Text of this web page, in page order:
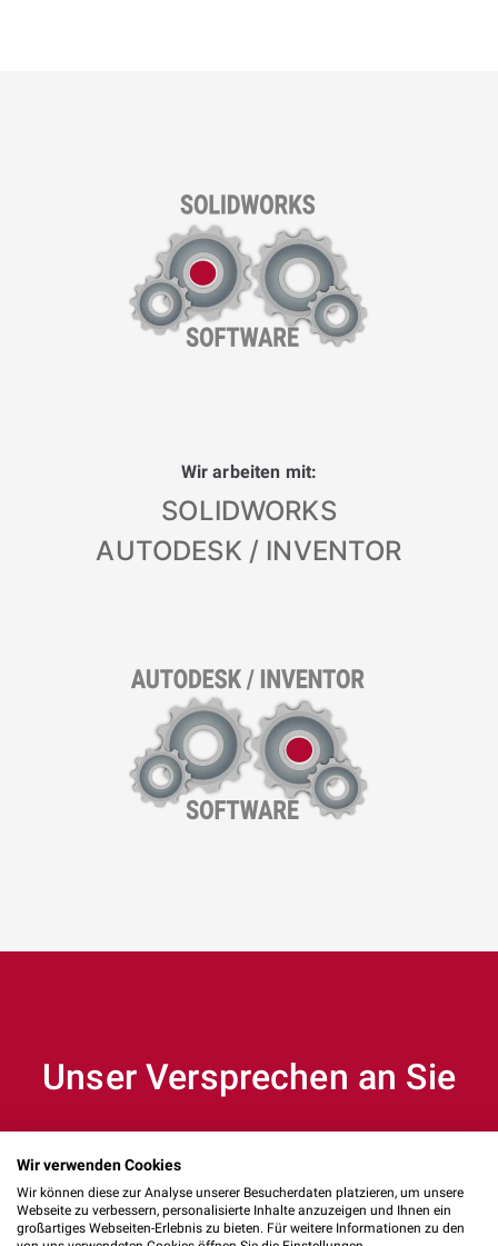
Wir arbeiten mit:
SOLIDWORKS
AUTODESK / INVENTOR
Unser Versprechen an Sie
Wir verwenden Cookies
Wir können diese zur Analyse unserer Besucherdaten platzieren, um unsere
Webseite zu verbessern, personalisierte Inhalte anzuzeigen und Ihnen ein
großartiges Webseiten-Erlebnis zu bieten. Für weitere Informationen zu den